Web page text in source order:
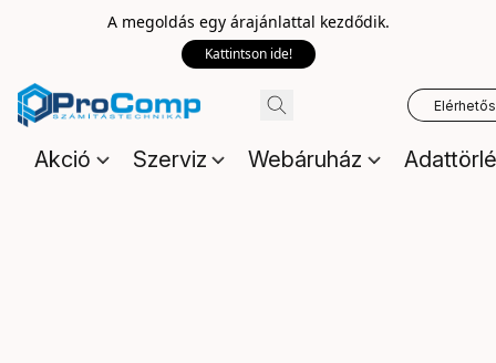
A megoldás egy árajánlattal kezdődik.
Kattintson ide!
Akció Szerviz Webáruház